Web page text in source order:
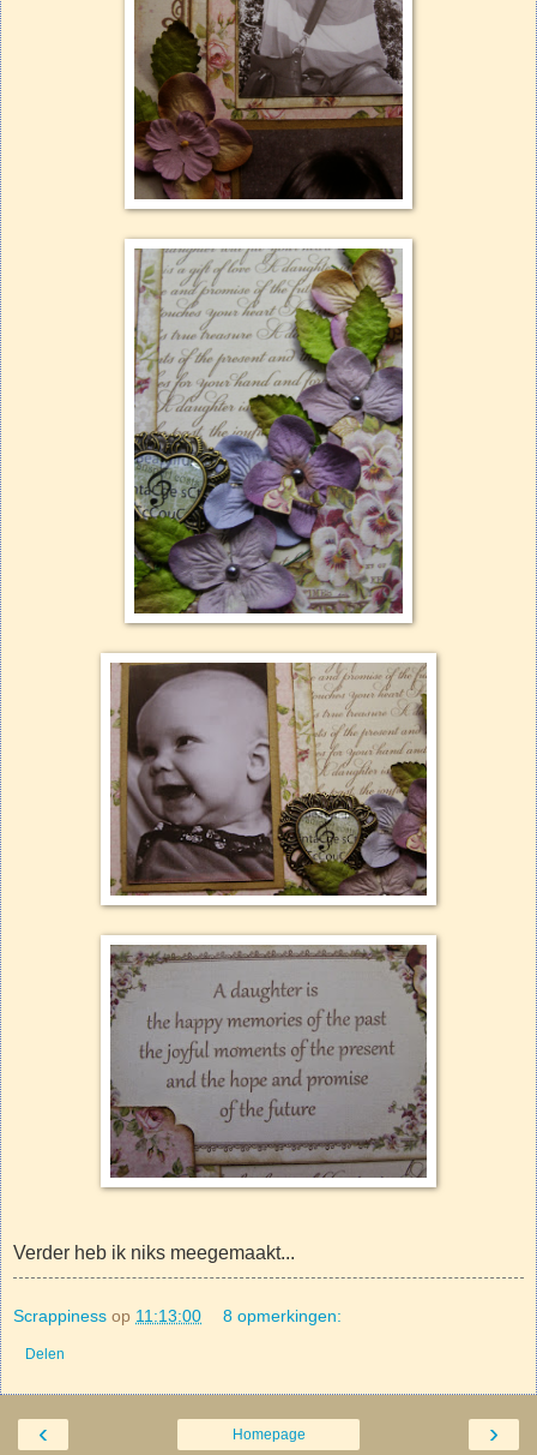
Verder heb ik niks meegemaakt...
Scrappiness op 11:13:00 8 opmerkingen:
Delen
‹ ›
Homepage